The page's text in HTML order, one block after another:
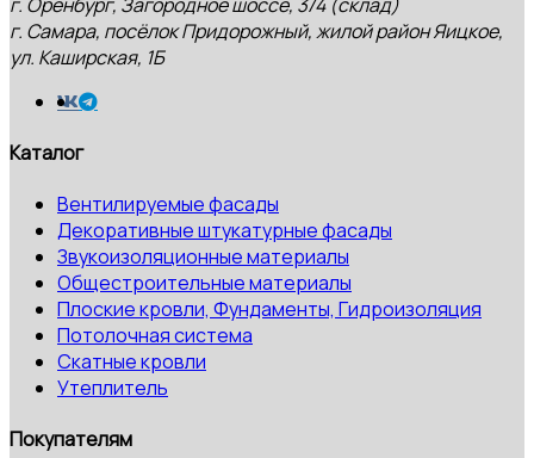
г. Самара, посёлок Придорожный, жилой район Яицкое,
ул. Каширская, 1Б
Каталог
Вентилируемые фасады
Декоративные штукатурные фасады
Звукоизоляционные материалы
Общестроительные материалы
Плоские кровли, Фундаменты, Гидроизоляция
Потолочная система
Скатные кровли
Утеплитель
Покупателям